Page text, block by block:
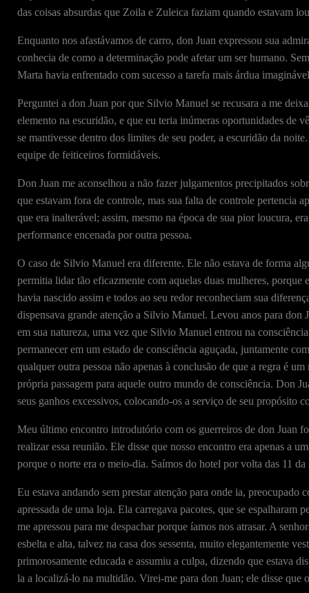
das coisas absurdas que Zoila e Zuleica faziam quando estavam
Enquanto nos afastávamos de carro, don Juan expressou sua
conhecia de como a determinação pode afetar um ser humano.
Marta havia enfrentado com sucesso a tarefa mais árdua
Perguntei a don Juan por que Silvio Manuel se recusara a me
elemento na escuridão, e que eu teria inúmeras oportunidades de
se mantivesse dentro dos limites de seu poder, a escuridão da
equipe de feiticeiros formidáveis.
Don Juan me aconselhou a não fazer julgamentos precipitados
que estavam fora de controle, mas sua falta de controle pertencia
que era inalterável; assim, mesmo na época de sua pior loucura,
performance encenada por outra pessoa.
O caso de Silvio Manuel era diferente. Ele não estava de forma
permitia lidar tão eficazmente com aquelas duas mulheres,
havia nascido assim e todos ao seu redor reconheciam sua
dispensava grande atenção a Silvio Manuel. Levou anos para
em sua natureza, uma vez que Silvio Manuel entrou na
permanecer em um estado de consciência aguçada, juntamente
qualquer outra pessoa não apenas à conclusão de que a regra é
própria passagem para aquele outro mundo de consciência. Don
seus ganhos excessivos, colocando-os a serviço de seu propósito
Meu último encontro introdutório com os guerreiros de don Juan
realizar essa reunião. Ele disse que nosso encontro era apenas a
porque o norte era o meio-dia. Saímos do hotel por volta das 11
Eu estava andando sem prestar atenção para onde ia,
apressada de uma loja. Ela carregava pacotes, que se espalharam
me apressou para me despachar porque íamos nos atrasar. A
esbelta e alta, talvez na casa dos sessenta, muito elegantemente
primorosamente educada e assumiu a culpa, dizendo que estava
la a localizá-lo na multidão. Virei-me para don Juan; ele disse que